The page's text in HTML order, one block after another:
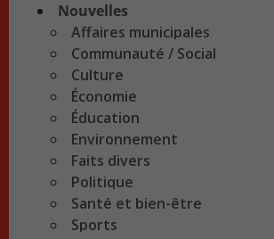
Nouvelles
Affaires municipales
Communauté / Social
Culture
Économie
Éducation
Environnement
Faits divers
Politique
Santé et bien-être
Sports